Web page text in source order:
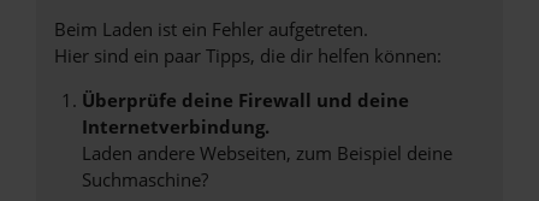
Beim Laden ist ein Fehler aufgetreten.
Hier sind ein paar Tipps, die dir helfen können:
Überprüfe deine Firewall und deine
Internetverbindung.
Laden andere Webseiten, zum Beispiel deine
Suchmaschine?